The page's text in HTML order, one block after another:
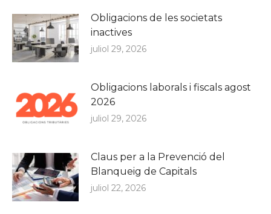
Obligacions de les societats
inactives
juliol 29, 2026
Obligacions laborals i fiscals agost
2026
juliol 29, 2026
Claus per a la Prevenció del
Blanqueig de Capitals
juliol 22, 2026